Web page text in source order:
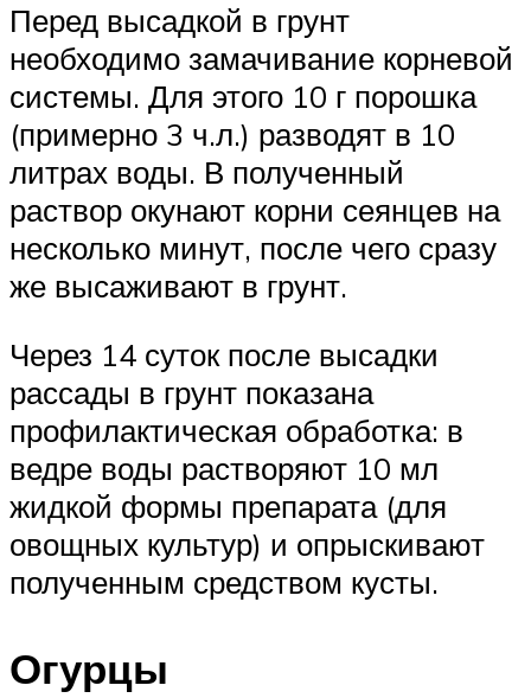
Перед высадкой в грунт
необходимо замачивание корневой
системы. Для этого 10 г порошка
(примерно 3 ч.л.) разводят в 10
литрах воды. В полученный
раствор окунают корни сеянцев на
несколько минут, после чего сразу
же высаживают в грунт.
Через 14 суток после высадки
рассады в грунт показана
профилактическая обработка: в
ведре воды растворяют 10 мл
жидкой формы препарата (для
овощных культур) и опрыскивают
полученным средством кусты.
Огурцы